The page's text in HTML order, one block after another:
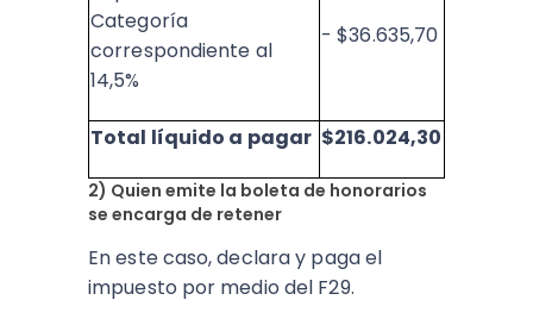
Categoría
correspondiente al
14,5%
- $36.635,70
Total líquido a pagar $216.024,30
2) Quien emite la boleta de honorarios
se encarga de retener
En este caso, declara y paga el
impuesto por medio del F29.